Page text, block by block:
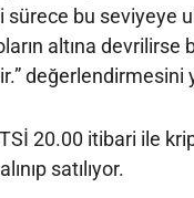
sürece bu seviyeye
altına devrilirse
değerlendirmesini
20.00 itibari ile
satılıyor.